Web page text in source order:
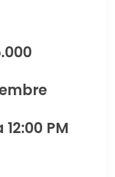
PM